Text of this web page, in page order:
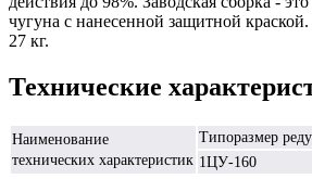
чугуна с нанесенной защитной
27 кг.
Технические
Наименование
технических характеристик
Типоразмер
1ЦУ-160